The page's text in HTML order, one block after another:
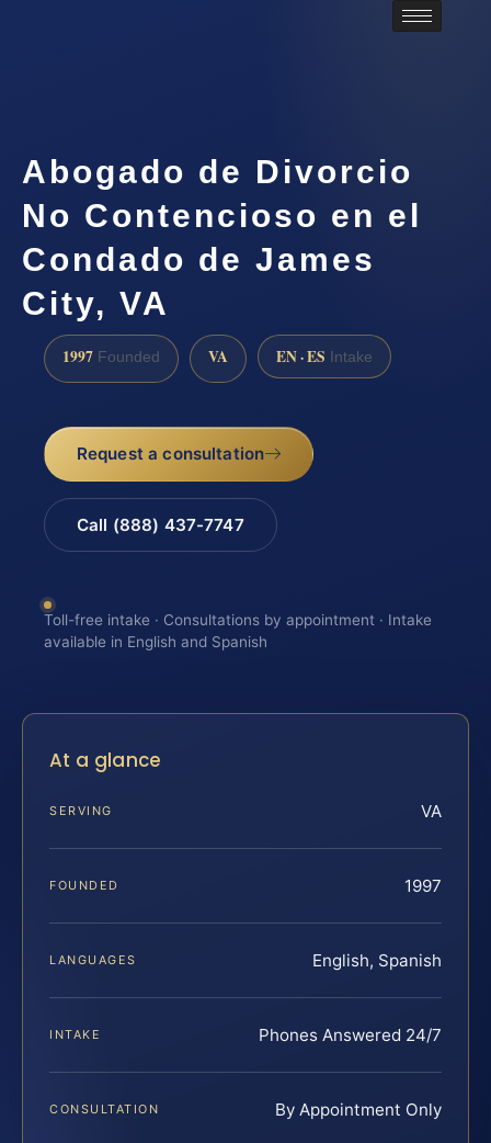
Abogado de Divorcio
No Contencioso en el
Condado de James
City, VA
1997 Founded VA EN · ES Intake
Request a consultation
Call (888) 437-7747
Toll-free intake · Consultations by appointment · Intake
available in English and Spanish
At a glance
SERVING VA
FOUNDED 1997
LANGUAGES English, Spanish
INTAKE Phones Answered 24/7
CONSULTATION By Appointment Only